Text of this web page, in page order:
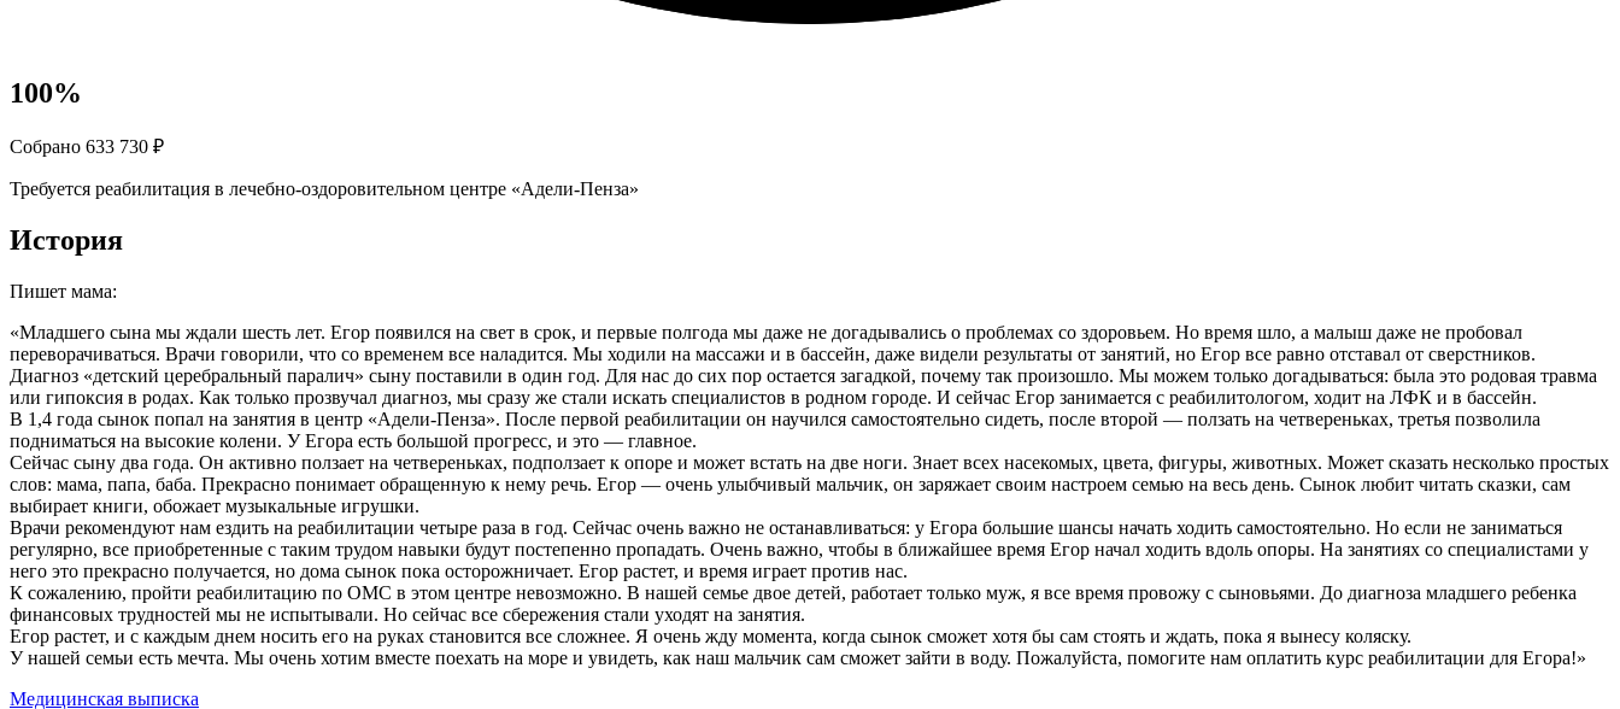
100%
Собрано 633 730 ₽
Требуется реабилитация в лечебно-оздоровительном центре «Адели-Пенза»
История
Пишет мама:
«Младшего сына мы ждали шесть лет. Егор появился на свет в срок, и первые полгода мы даже не догадывались о проблемах со здоровьем. Но время шло, а малыш даже не пробовал
переворачиваться. Врачи говорили, что со временем все наладится. Мы ходили на массажи и в бассейн, даже видели результаты от занятий, но Егор все равно отставал от сверстников.
Диагноз «детский церебральный паралич» сыну поставили в один год. Для нас до сих пор остается загадкой, почему так произошло. Мы можем только догадываться: была это родовая травма
или гипоксия в родах. Как только прозвучал диагноз, мы сразу же стали искать специалистов в родном городе. И сейчас Егор занимается с реабилитологом, ходит на ЛФК и в бассейн.
В 1,4 года сынок попал на занятия в центр «Адели-Пенза». После первой реабилитации он научился самостоятельно сидеть, после второй — ползать на четвереньках, третья позволила
подниматься на высокие колени. У Егора есть большой прогресс, и это — главное.
Сейчас сыну два года. Он активно ползает на четвереньках, подползает к опоре и может встать на две ноги. Знает всех насекомых, цвета, фигуры, животных. Может сказать несколько простых
слов: мама, папа, баба. Прекрасно понимает обращенную к нему речь. Егор — очень улыбчивый мальчик, он заряжает своим настроем семью на весь день. Сынок любит читать сказки, сам
выбирает книги, обожает музыкальные игрушки.
Врачи рекомендуют нам ездить на реабилитации четыре раза в год. Сейчас очень важно не останавливаться: у Егора большие шансы начать ходить самостоятельно. Но если не заниматься
регулярно, все приобретенные с таким трудом навыки будут постепенно пропадать. Очень важно, чтобы в ближайшее время Егор начал ходить вдоль опоры. На занятиях со специалистами у
него это прекрасно получается, но дома сынок пока осторожничает. Егор растет, и время играет против нас.
К сожалению, пройти реабилитацию по ОМС в этом центре невозможно. В нашей семье двое детей, работает только муж, я все время провожу с сыновьями. До диагноза младшего ребенка
финансовых трудностей мы не испытывали. Но сейчас все сбережения стали уходят на занятия.
Егор растет, и с каждым днем носить его на руках становится все сложнее. Я очень жду момента, когда сынок сможет хотя бы сам стоять и ждать, пока я вынесу коляску.
У нашей семьи есть мечта. Мы очень хотим вместе поехать на море и увидеть, как наш мальчик сам сможет зайти в воду. Пожалуйста, помогите нам оплатить курс реабилитации для Егора!»
Медицинская выписка